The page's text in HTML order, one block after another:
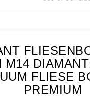
M14
FLIESE
PREMIUM